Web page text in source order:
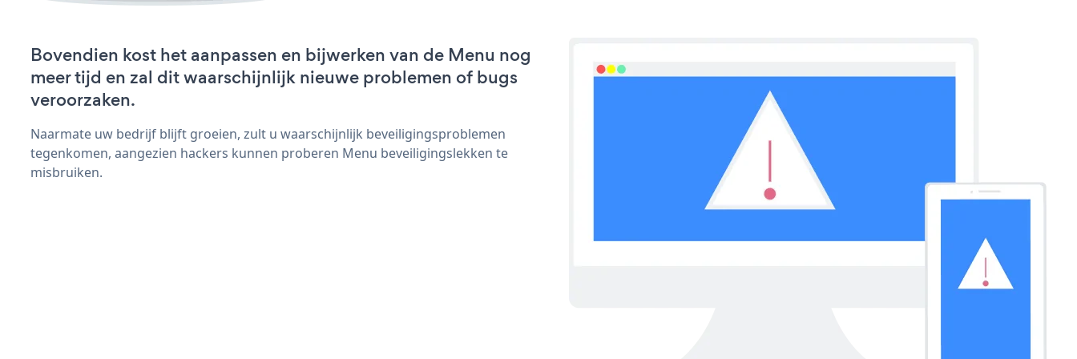
Bovendien kost het aanpassen en bijwerken van de Menu nog
meer tijd en zal dit waarschijnlijk nieuwe problemen of bugs
veroorzaken.
Naarmate uw bedrijf blijft groeien, zult u waarschijnlijk beveiligingsproblemen
tegenkomen, aangezien hackers kunnen proberen Menu beveiligingslekken te
misbruiken.